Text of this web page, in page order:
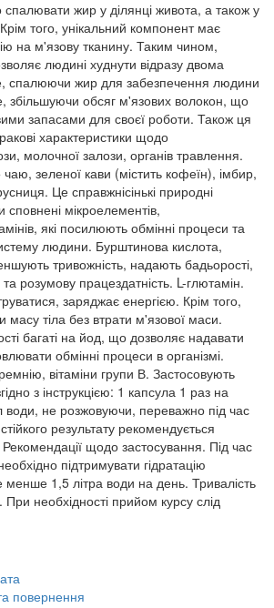
жир у ділянці живота, а також у
того, унікальний компонент має
на м'язову тканину. Таким чином,
людині худнути відразу двома
жир для забезпечення людини
збільшуючи обсяг м'язових волокон, що
запасами для своєї роботи. Також ця
характеристики щодо
молочної залози, органів травлення.
зеленої кави (містить кофеїн), імбир,
Це справжнісінькі природні
мікроелементів,
які посилюють обмінні процеси та
людини. Бурштинова кислота,
тривожність, надають бадьорості,
розумову працездатність. L-глютамін.
заряджає енергією. Крім того,
тіла без втрати м'язової маси.
багаті на йод, що дозволяє надавати
обмінні процеси в організмі.
вітаміни групи В. Застосовують
з інструкцією: 1 капсула 1 раз на
не розжовуючи, переважно під час
результату рекомендується
щодо застосування. Під час
підтримувати гідратацію
менше 1,5 літра води на день. Тривалість
необхідності прийом курсу слід
повернення